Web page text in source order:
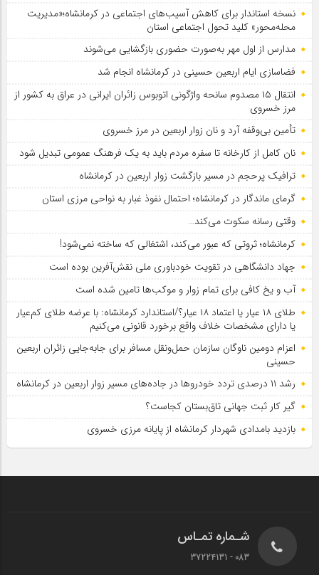
نسخه استاندار برای کاهش آسیب‌های اجتماعی در کرمانشاه؛«مدیریت
محله‌محور» کلید تحول اجتماعی استان
مدارس از اول مهر به‌صورت حضوری بازگشایی می‌شوند
فضاسازی ایام اربعین حسینی در کرمانشاه انجام شد
انتقال ۱۵ مصدوم سانحه واژگونی اتوبوس زائران ایرانی در عراق به کشور از
مرز خسروی
تأمین بی‌وقفه آرد و نان زوار اربعین در مرز خسروی
نان کامل از کارخانه تا سفره مردم باید به یک فرهنگ عمومی تبدیل شود
ترافیک پرحجم در مسیر بازگشت زوار اربعین در کرمانشاه
گرمای ماندگار در کرمانشاه؛ احتمال نفوذ غبار به نواحی مرزی استان
وقتی رسانه سکوت می‌کند…
کرمانشاه؛ ثروتی که عبور می‌کند، اشتغالی که ساخته نمی‌شود!
جهاد دانشگاهی در تقویت خودباوری ملی نقش‌آفرین بوده است
آب و یخ کافی برای تمام زوار و موکب‌ها تامین شده است
طلای ۱۸ عیار یا اعتماد ۱۸ عیار؟/استاندارد کرمانشاه: با عرضه طلای کم‌عیار
یا دارای مشخصات خلاف واقع برخورد قانونی می‌کنیم
اعزام دومین ناوگان سازمان حمل‌ونقل مسافر برای جابه‌جایی زائران اربعین
حسینی
رشد ۱۱ درصدی تردد خودروها در جاده‌های مسیر زوار اربعین در کرمانشاه
گیر کار ثبت جهانی تاق‌بستان کجاست؟
بازدید بامدادی شهردار کرمانشاه از پایانه مرزی خسروی
شـماره تمـاس
083 - 37224131